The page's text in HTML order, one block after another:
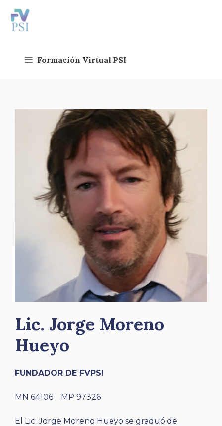
contenido
Formación Virtual PSI
Lic. Jorge Moreno
Hueyo
FUNDADOR DE FVPSI
MN 64106 MP 97326
El Lic. Jorge Moreno Hueyo se graduó de